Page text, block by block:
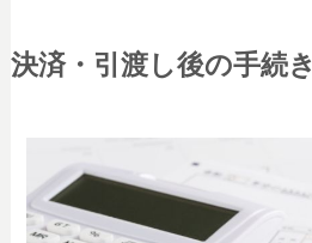
決済・引渡し後の手続き